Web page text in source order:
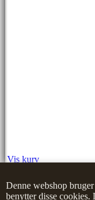
Denne webshop
benytter disse
Vis kurv
I
0,00 DKK